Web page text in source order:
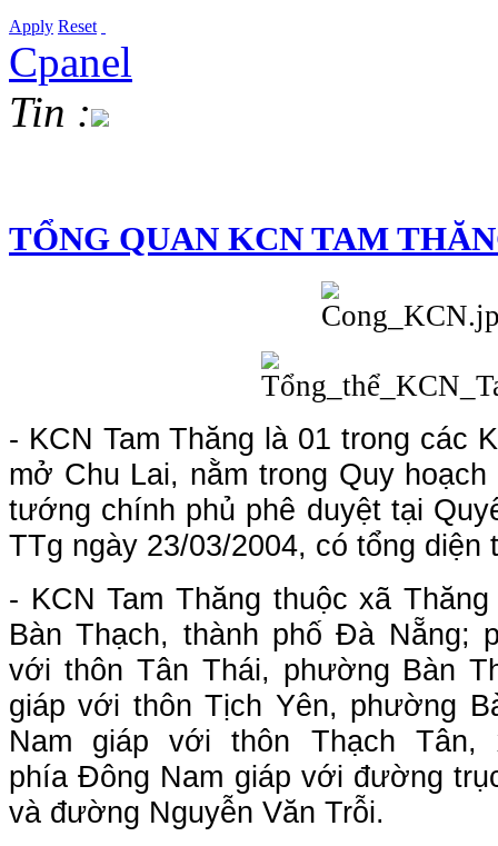
Apply Reset
Cpanel
Tin :
TỔNG QUAN KCN TAM
- KCN Tam Thăng là 01 trong các
mở Chu Lai, nằm trong Quy
tướng chính phủ phê duyệt tại
TTg ngày 23/03/2004, có tổng diện
- KCN Tam Thăng thuộc xã
Bàn Thạch, thành phố Đà Nẵng;
với thôn Tân Thái, phường Bàn
giáp với thôn Tịch Yên, phường
Nam giáp với thôn Thạch
phía Đông Nam giáp với đường
và đường Nguyễn Văn Trỗi.